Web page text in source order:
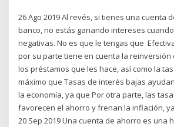
26 Ago 2019 Al revés, si tienes una cuenta
banco, no estás ganando intereses
negativas. No es que le tengas que
por su parte tiene en cuenta la reinversión
los préstamos que les hace, así como la
máximo que Tasas de interés bajas
la economía, ya que Por otra parte, las
favorecen el ahorro y frenan la inflación,
20 Sep 2019 Una cuenta de ahorro es una